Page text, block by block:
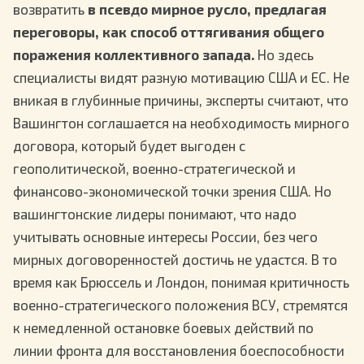
возвратить в псевдо мирное русло, предлагая
переговоры, как способ оттягивания общего
поражения коллективного запада. Но здесь
специалисты видят разную мотивацию США и ЕС. Не
вникая в глубинные причины, эксперты считают, что
Вашингтон соглашается на необходимость мирного
договора, который будет выгоден с
геополитической, военно-стратегической и
финансово-экономической точки зрения США. Но
вашингтонские лидеры понимают, что надо
учитывать основные интересы России, без чего
мирных договоренностей достичь не удастся. В то
время как Брюссель и Лондон, понимая критичность
военно-стратегического положения ВСУ, стремятся
к немедленной остановке боевых действий по
линии фронта для восстановления боеспособности